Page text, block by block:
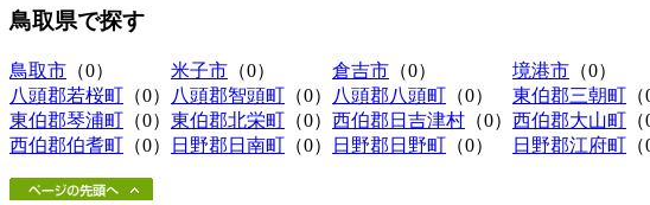
鳥取県で探す
鳥取市 （0） 米子市 （0） 倉吉市 （0） 境港市 （0）
八頭郡若桜町 （0） 八頭郡智頭町 （0） 八頭郡八頭町 （0） 東伯郡三朝町
東伯郡琴浦町 （0） 東伯郡北栄町 （0） 西伯郡日吉津村 （0） 西伯郡大山町
西伯郡伯耆町 （0） 日野郡日南町 （0） 日野郡日野町 （0） 日野郡江府町